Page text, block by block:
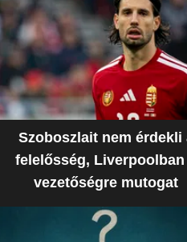
Szoboszlait nem érdekli
felelősség, Liverpoolban
vezetőségre mutogat